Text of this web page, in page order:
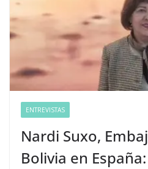
ENTREVISTAS
Nardi Suxo,
Bolivia en